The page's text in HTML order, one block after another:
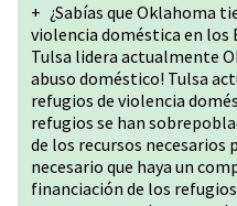
+ ¿Sabías que Oklahoma
violencia doméstica en los
Tulsa lidera actualmente
abuso doméstico! Tulsa
refugios de violencia
refugios se han
de los recursos necesarios
necesario que haya un
financiación de los